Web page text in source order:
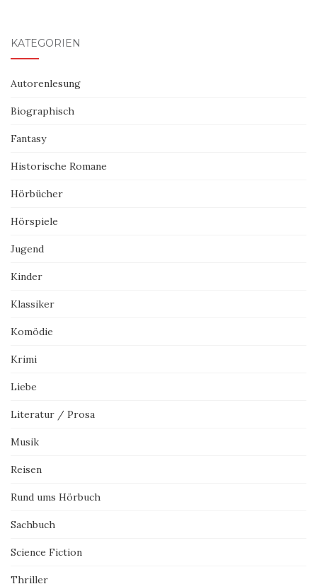
KATEGORIEN
Autorenlesung
Biographisch
Fantasy
Historische Romane
Hörbücher
Hörspiele
Jugend
Kinder
Klassiker
Komödie
Krimi
Liebe
Literatur / Prosa
Musik
Reisen
Rund ums Hörbuch
Sachbuch
Science Fiction
Thriller